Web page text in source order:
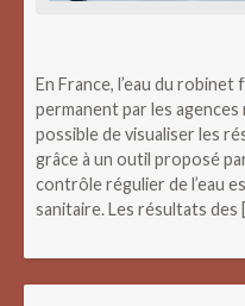
En France, l’eau du robinet
permanent par les
possible de visualiser les
grâce à un outil proposé
contrôle régulier de l’eau
sanitaire. Les résultats des